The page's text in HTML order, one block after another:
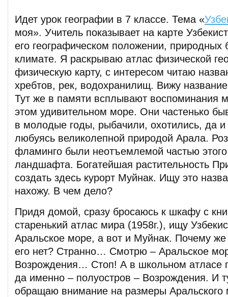
Идет урок географии в 7 классе. Тема «
моя». Учитель показывает на карте
его географическом положении, природных
климате. Я раскрываю атлас физической
физическую карту, с интересом читаю
хребтов, рек, водохранилищ. Вижу
Тут же в памяти всплывают воспоминания
этом удивительном море. Они частенько
в молодые годы, рыбачили, охотились, да и
любуясь великолепной природой Арала.
фламинго были неотъемлемой частью
ландшафта. Богатейшая растительность
создать здесь курорт Муйнак. Ищу это
нахожу. В чем дело?
Придя домой, сразу бросаюсь к шкафу с
старенький атлас мира (1958г.), ищу
Аральское море, а вот и Муйнак. Почему
его нет? Странно… Смотрю – Аральское
Возрождения… Стоп! А в школьном атласе
да именно – полуостров – Возрождения. И
обращаю внимание на размеры Аральского